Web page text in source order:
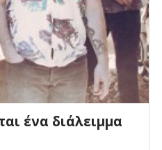
ένα διάλειμμα